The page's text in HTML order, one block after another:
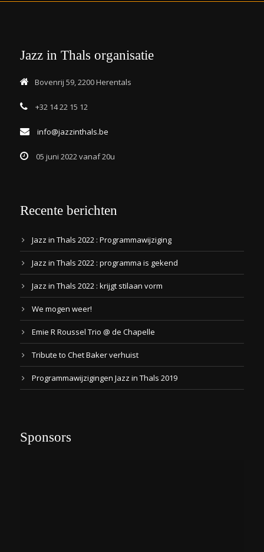
Jazz in Thals organisatie
Bovenrij 59, 2200 Herentals
+32 14 22 15 12
info@jazzinthals.be
05 juni 2022 vanaf 20u
Recente berichten
Jazz in Thals 2022 : Programmawijziging
Jazz in Thals 2022 : programma is gekend
Jazz in Thals 2022 : krijgt stilaan vorm
We mogen weer!
Emie R Roussel Trio @ de Chapelle
Tribute to Chet Baker verhuist
Programmawijzigingen Jazz in Thals 2019
Sponsors